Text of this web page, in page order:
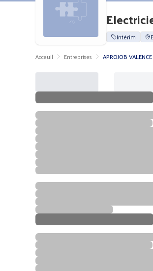
Intérim
Acceuil
Entreprises APROJOB VALENCE